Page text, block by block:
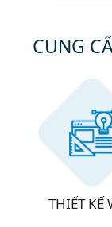
Các trang web
bởi Biển Vàng
đại và thân thiện
dùng, giúp tăng
nghiệm của
CUNG
THIẾT KẾ